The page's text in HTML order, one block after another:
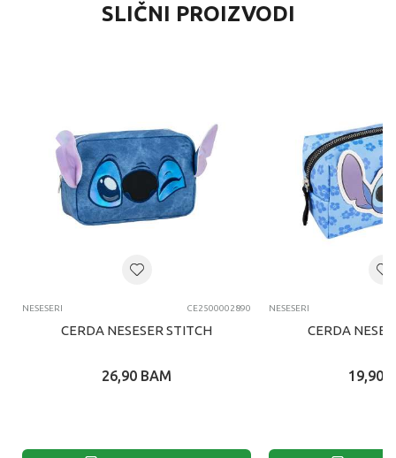
SLIČNI PROIZVODI
NESESERI CE2500002890
CERDA NESESER STITCH
26,90 BAM
NESESERI
CERDA
19,90